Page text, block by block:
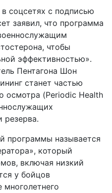
соцсетях с подписью
заявил, что программа
чтобы
эффективностью».
Пентагона Шон
станет частью
осмотра (Periodic Health
резерва.
программы называется
который
включая низкий
у бойцов
многолетнего